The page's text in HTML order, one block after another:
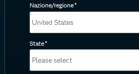
Nazione/regione*
State*